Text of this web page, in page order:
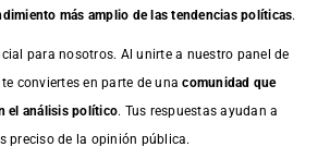
más amplio de las tendencias políticas.
para nosotros. Al unirte a nuestro panel de
conviertes en parte de unacomunidad que
el análisis político. Tus respuestas ayudan a
preciso de la opinión pública.